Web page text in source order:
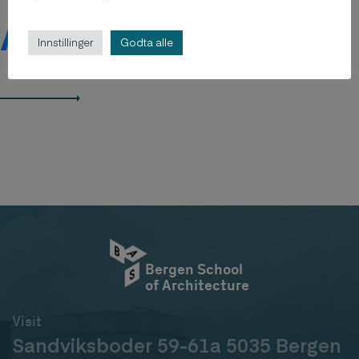
Arkiv 2012-2018
Bergen School
of Architecture
Visit
Sandviksboder 59-61a 5035 Bergen
Innstillinger Godta alle